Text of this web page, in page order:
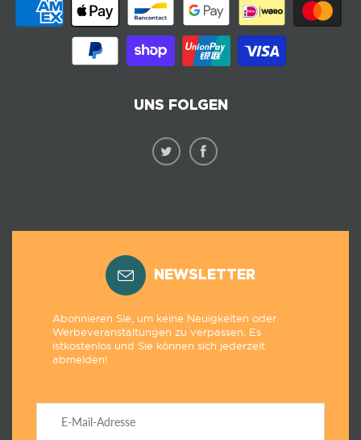
UNS FOLGEN
NEWSLETTER
Abonnieren Sie, um keine Neuigkeiten oder
Werbeveranstaltungen zu verpassen. Es
istkostenlos und Sie können sich jederzeit
abmelden!